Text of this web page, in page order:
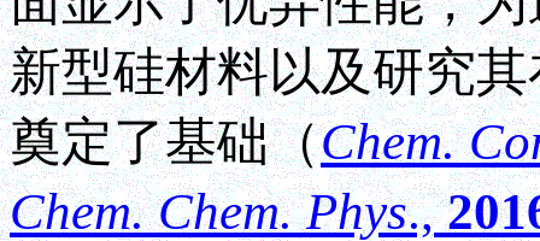
新型硅材料以及研究
奠定了基础（Chem.
Chem. Chem. Phys.,